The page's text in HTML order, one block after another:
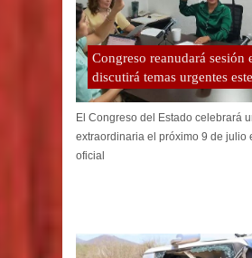
Congreso reanudará sesión
discutirá temas urgentes
El Congreso del Estado celebrará
extraordinaria el próximo 9 de julio
oficial